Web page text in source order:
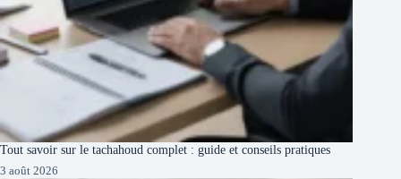
Tout savoir sur le tachahoud complet : guide et conseils pratiques
3 août 2026